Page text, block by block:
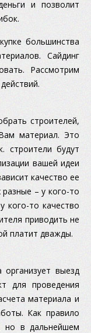
и позволит
большинства
Сайдинг
Рассмотрим
строителей,
материал. Это
строители будут
вашей идеи
качество ее
разные – у кого-то
кого-то качество
приводить не
платит дважды.
выезд
для проведения
материала и
Как правило
но в дальнейшем